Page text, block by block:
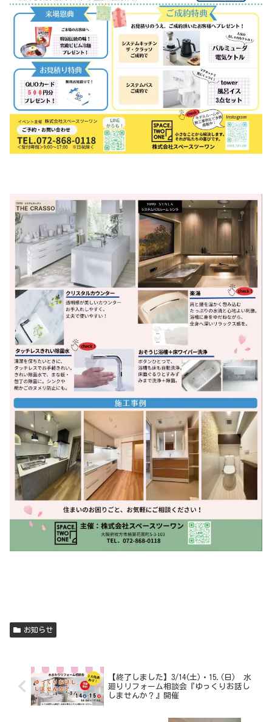
お知らせ
【終了しました】3/14(土)・15.(日) 水
廻りリフォーム相談会『ゆっくりお話し
しませんか？』開催